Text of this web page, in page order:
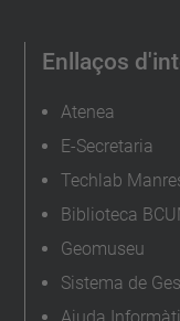
Enllaços
Atenea
E-Secretaria
Techlab
Biblioteca
Geomuseu
Sistema de